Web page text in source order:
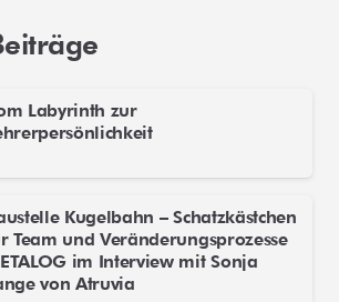
Labyrinth zur
Kugelbahn – Schatzkästchen
Team und Veränderungsprozesse
im Interview mit Sonja
von Atruvia